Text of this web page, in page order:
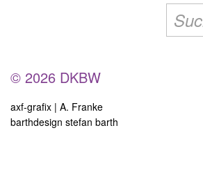
© 2026 DKBW
axf-grafix | A. Franke
barthdesign stefan barth